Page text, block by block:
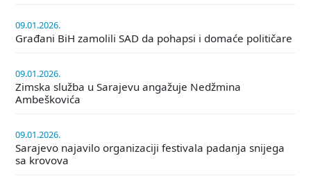
09.01.2026.
Građani BiH zamolili SAD da pohapsi i domaće političare
09.01.2026.
Zimska služba u Sarajevu angažuje Nedžmina
Ambeškovića
09.01.2026.
Sarajevo najavilo organizaciji festivala padanja snijega
sa krovova